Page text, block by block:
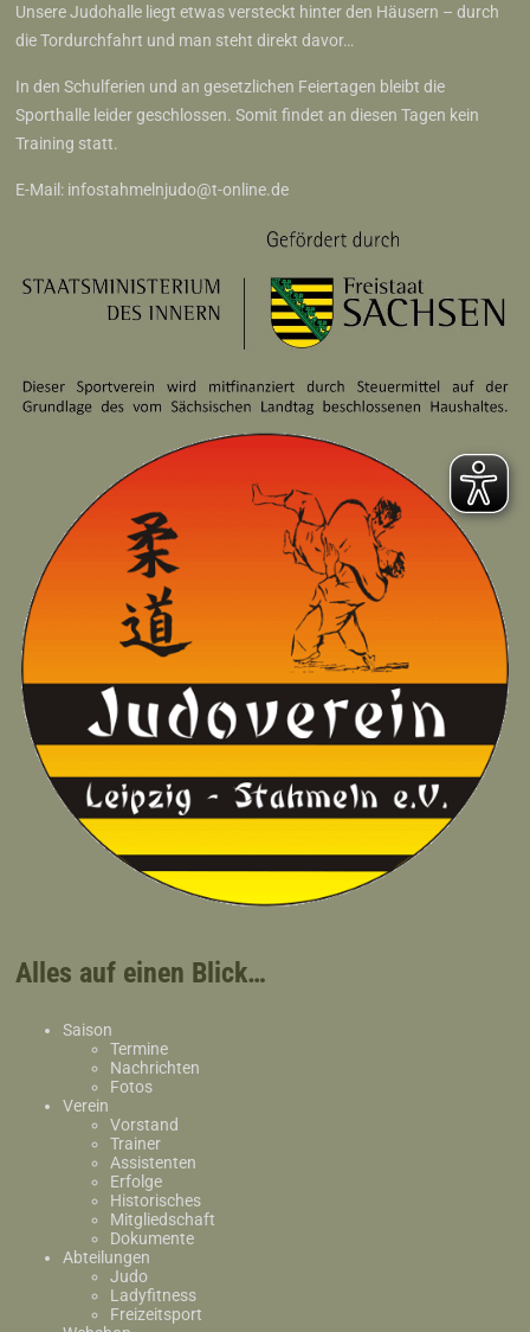
Unsere Judohalle liegt etwas versteckt hinter den Häusern – durch
die Tordurchfahrt und man steht direkt davor…
In den Schulferien und an gesetzlichen Feiertagen bleibt die
Sporthalle leider geschlossen. Somit findet an diesen Tagen kein
Training statt.
E-Mail: infostahmelnjudo@t-online.de
Alles auf einen Blick…
Saison
Termine
Nachrichten
Fotos
Verein
Vorstand
Trainer
Assistenten
Erfolge
Historisches
Mitgliedschaft
Dokumente
Abteilungen
Judo
Ladyfitness
Freizeitsport